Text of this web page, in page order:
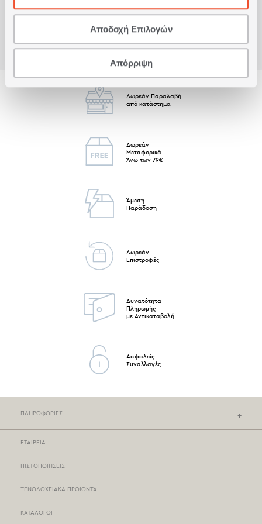
Αποδοχή Επιλογών
Απόρριψη
Δωρεάν Παραλαβή
από κατάστημα
Δωρεάν
Μεταφορικά
Άνω των 79€
Άμεση
Παράδοση
Δωρεάν
Επιστροφές
Δυνατότητα
Πληρωμής
με Αντικαταβολή
Ασφαλείς
Συναλλαγές
ΠΛΗΡΟΦΟΡΙΕΣ
ΕΤΑΙΡΕΙΑ
ΠΙΣΤΟΠΟΙΗΣΕΙΣ
ΞΕΝΟΔΟΧΕΙΑΚΑ ΠΡΟΙΟΝΤΑ
ΚΑΤΑΛΟΓΟΙ